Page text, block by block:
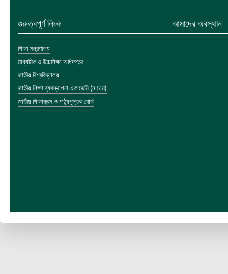
গুরুত্বপূর্ণ লিংক
শিক্ষা মন্ত্রণালয়
মাধ্যমিক ও উচ্চশিক্ষা অধিদপ্তর
জাতীয় বিশ্ববিদ্যালয়
জাতীয় শিক্ষা ব্যবস্থাপনা একাডেমি (নায়েম)
জাতীয় শিক্ষাক্রম ও পাঠ্যপুস্তক বোর্ড
আমাদের অবস্থান